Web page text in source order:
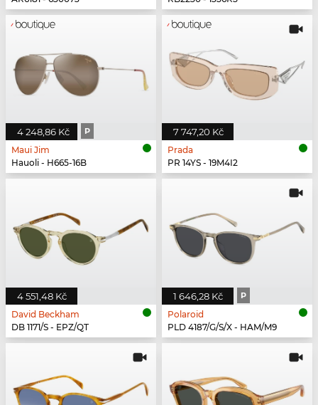
4 248,86 Kč P
Maui Jim
Hauoli - H665-16B
7 747,20 Kč
Prada
PR 14YS - 19M4I2
4 551,48 Kč
David Beckham
DB 1171/S - EPZ/QT
1 646,28 Kč P
Polaroid
PLD 4187/G/S/X - HAM/M9